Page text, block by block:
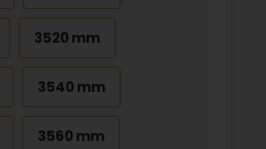
3520 mm
3540 mm
3560 mm